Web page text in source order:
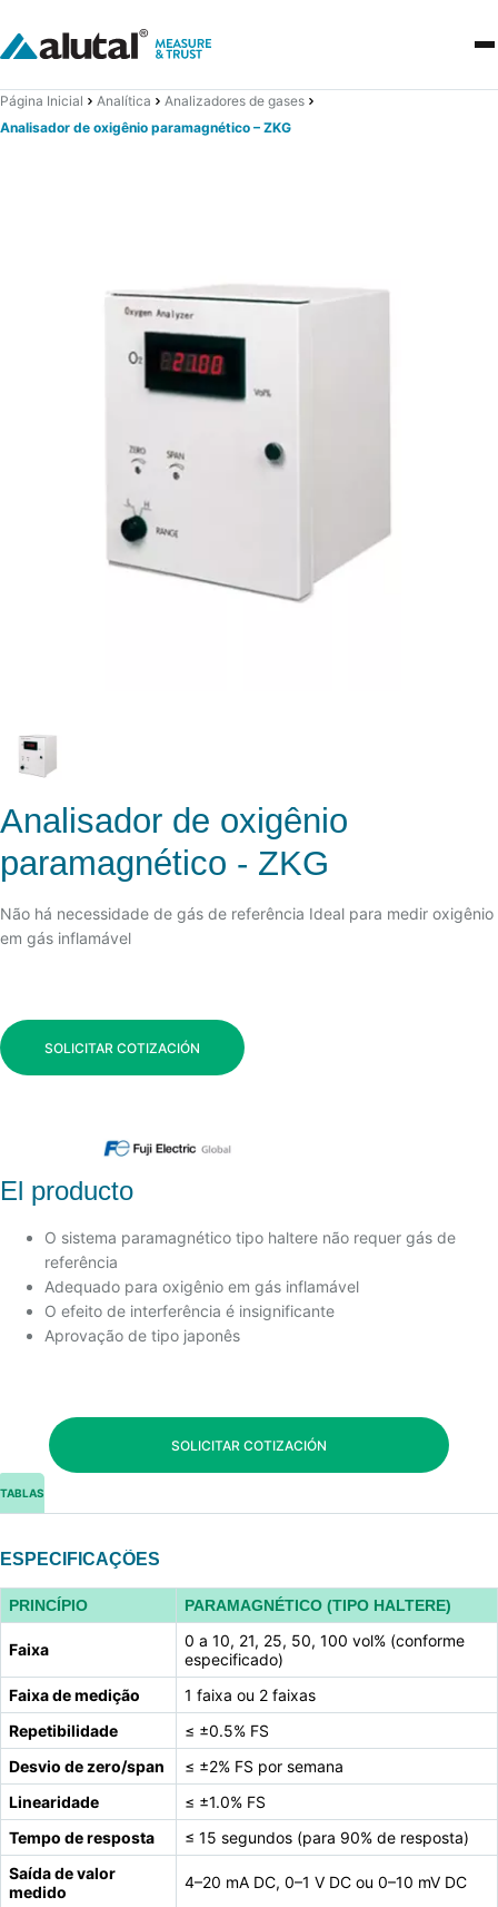
Página Inicial Analítica
Analizadores de gases
Analisador de oxigênio paramagnético – ZKG
Analisador de oxigênio
paramagnético - ZKG
Não há necessidade de gás de referência Ideal para medir oxigênio
em gás inflamável
SOLICITAR COTIZACIÓN
El producto
O sistema paramagnético tipo haltere não requer gás de
referência
Adequado para oxigênio em gás inflamável
O efeito de interferência é insignificante
Aprovação de tipo japonês
SOLICITAR COTIZACIÓN
TABLAS
ESPECIFICAÇÕES
PRINCÍPIO PARAMAGNÉTICO (TIPO HALTERE)
Faixa
0 a 10, 21, 25, 50, 100 vol% (conforme
especificado)
Faixa de medição
1 faixa ou 2 faixas
Repetibilidade
≤ ±0.5% FS
Desvio de zero/span
≤ ±2% FS por semana
Linearidade
≤ ±1.0% FS
Tempo de resposta
≤ 15 segundos (para 90% de resposta)
Saída de valor
medido
4–20 mA DC, 0–1 V DC ou 0–10 mV DC